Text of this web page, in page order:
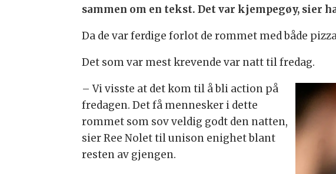
sammen om en tekst. Det var kjempegøy, sier
Da de var ferdige forlot de rommet med både
Det som var mest krevende var natt til fredag.
– Vi visste at det kom til å bli action på
fredagen. Det få mennesker i dette
rommet som sov veldig godt den natten,
sier Ree Nolet til unison enighet blant
resten av gjengen.